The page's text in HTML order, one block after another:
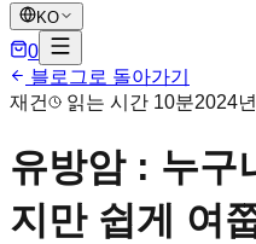
KO
0
블로그로 돌아가기
재건
읽는 시간 10분2024
유방암 : 누구
지만 쉽게 여